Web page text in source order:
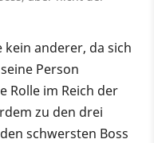
anderer, da sich
Person
Rolle im Reich der
zu den drei
schwersten Boss